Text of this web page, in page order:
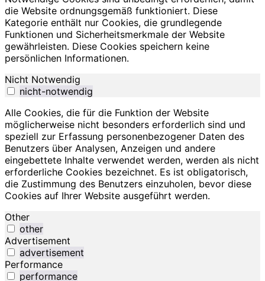
die Website ordnungsgemäß funktioniert. Diese
Kategorie enthält nur Cookies, die grundlegende
Funktionen und Sicherheitsmerkmale der Website
gewährleisten. Diese Cookies speichern keine
persönlichen Informationen.
Nicht Notwendig
nicht-notwendig
Alle Cookies, die für die Funktion der Website
möglicherweise nicht besonders erforderlich sind und
speziell zur Erfassung personenbezogener Daten des
Benutzers über Analysen, Anzeigen und andere
eingebettete Inhalte verwendet werden, werden als nicht
erforderliche Cookies bezeichnet. Es ist obligatorisch,
die Zustimmung des Benutzers einzuholen, bevor diese
Cookies auf Ihrer Website ausgeführt werden.
Other
other
Advertisement
advertisement
Performance
performance